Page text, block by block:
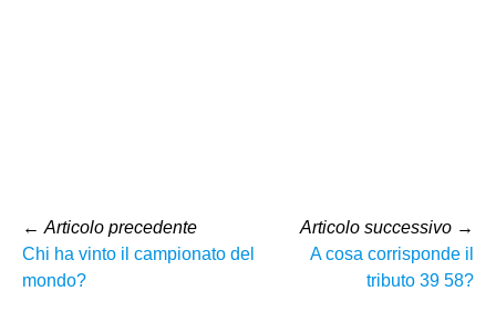
← Articolo precedente
Chi ha vinto il campionato del
mondo?
Articolo successivo →
A cosa corrisponde il
tributo 39 58?